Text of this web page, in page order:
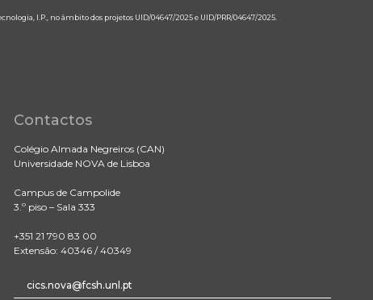
I.P., no âmbito dos projetos UID/04647/2025 e UID/PRR/04647/2025.
Contactos
Colégio Almada Negreiros (CAN)
Universidade NOVA de Lisboa
Campus de Campolide
3.º piso – Sala 333
+351 21 790 83 00
Extensão: 40346 / 40349
cics.nova@fcsh.unl.pt